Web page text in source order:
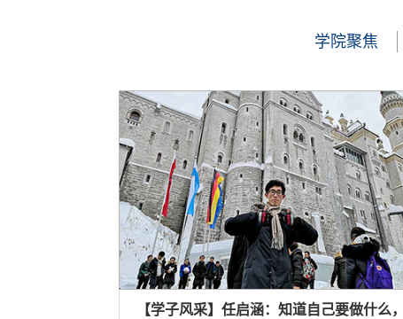
学院聚焦
【学子风采】任启涵：知道自己要做什么，